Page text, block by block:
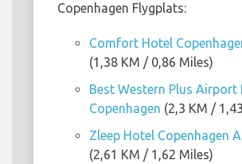
Copenhagen Flygplats:
Comfort Hotel
(1,38 KM / 0,86 Miles)
Best Western Plus Airport
Copenhagen (2,3 KM /
Zleep Hotel Copenhagen
(2,61 KM / 1,62 Miles)